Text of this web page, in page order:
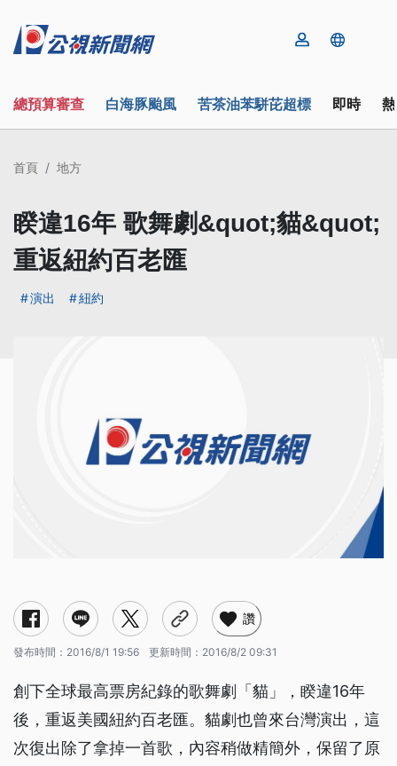
總預算審查 白海豚颱風 苦茶油苯駢芘超標 即時
首頁 地方
睽違16年 歌舞劇&quot;貓&quot;
重返紐約百老匯
演出 紐約
讚
發布時間： 2016/8/1 19:56 更新時間： 2016/8/2 09:31
創下全球最高票房紀錄的歌舞劇「貓」，睽違16年
後，重返美國紐約百老匯。貓劇也曾來台灣演出，這
次復出除了拿掉一首歌，內容稍做精簡外，保留了原